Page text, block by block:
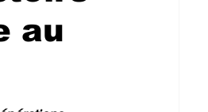
au